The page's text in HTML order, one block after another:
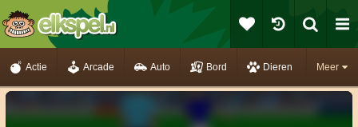
Meer
Actie Arcade Auto Bord Dieren